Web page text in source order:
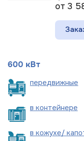
от 3
600 кВт
передвижные
в контейнере
в кожухе/